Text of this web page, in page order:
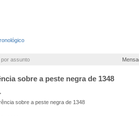
por assunto
sobre a peste negra de 1348
sobre a peste negra de 1348